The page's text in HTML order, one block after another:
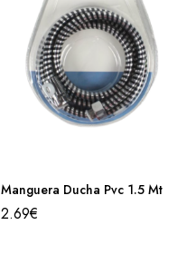
Manguera Ducha Pvc 1.5 Mt
2.69€